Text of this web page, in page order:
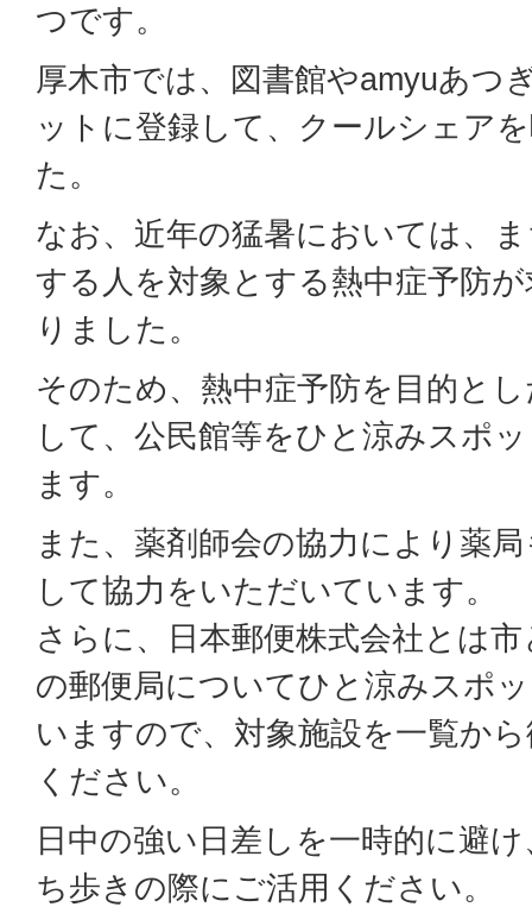
つです。
厚木市では、図書館やamyuあつ
ットに登録して、クールシェア
た。
なお、近年の猛暑においては、
する人を対象とする熱中症予防
りました。
そのため、熱中症予防を目的と
して、公民館等をひと涼みスポ
ます。
また、薬剤師会の協力により薬
して協力をいただいています。
さらに、日本郵便株式会社とは
の郵便局についてひと涼みスポ
いますので、対象施設を一覧か
ください。
日中の強い日差しを一時的に避
ち歩きの際にご活用ください。